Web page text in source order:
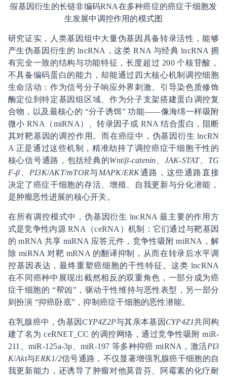
假基因衍生的长链非编码RNA在多种癌症的癌症干细胞发
生发展中调控作用的模式图
研究证实，人类基因组中大量伪基因具备转录活性，能够
产生伪基因衍生的 lncRNA，这类 RNA 与经典 lncRNA 拥
有完全一致的结构与功能特征，长度超过 200 个核苷酸，
不具备编码蛋白的能力，却能通过四大核心机制调控细胞
生命活动：作为信号分子响应外界刺激、引导染色质修饰
酶定位到特定基因组区域、作为分子支架搭建蛋白调控复
合物，以及最核心的 “分子诱饵” 功能——像海绵一样吸附
微小 RNA（miRNA）、转录因子或 RNA 结合蛋白，阻断
其对靶基因的调控作用。而在癌症中，伪基因衍生 lncRN
A 正是通过这些机制，精准劫持了调控癌症干细胞干性的
核心信号通路，包括经典的Wnt/β-catenin JAK-STAT、 TG
F-β
PI3K/AKT/mTOR与MAPK/ERK通路，这些通路直接
决定了癌症干细胞的存活、增殖、自我更新与分化潜能，
是肿瘤恶性进展的核心开关。
在所有调控模式中，伪基因衍生 lncRNA 最主要的作用方
式是竞争性内源 RNA（ceRNA）机制：它们通过与靶基因
的 mRNA 共享 miRNA 应答元件，竞争性吸附 miRNA，解
除 miRNA 对靶 mRNA 的翻译抑制，从而在转录后水平调
控基因表达，最终重塑癌细胞的干性特征。这类 lncRNA
在不同癌种中展现出截然相反的双重角色，一部分成为癌
症干细胞的 “帮凶”，驱动干性维持与恶性表型，另一部分
则扮演 “抑癌卧底”，抑制癌症干细胞的恶性潜能。
在乳腺癌中，伪基因 CYP4Z2P与其亲本基因 CYP4Z1共同构
建了名为 ceRNET_CC 的调控网络，通过竞争性吸附 miR-
211、miR-125a-3p、miR-197 等多种抑癌 miRNA，激活PI3
K/Akt与ERK1/2信号通路，不仅显著增强乳腺癌干细胞的自
我更新能力，还诱导了肿瘤对他莫昔芬、阿霉素的化疗耐